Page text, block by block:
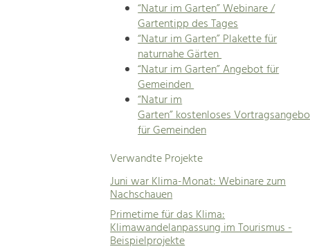
“Natur im Garten” Webinare /
Gartentipp des Tages
“Natur im Garten” Plakette für
naturnahe Gärten
“Natur im Garten” Angebot für
Gemeinden
“Natur im
Garten” kostenloses
für Gemeinden
Verwandte Projekte
Juni war Klima-Monat: Webinare zum
Nachschauen
Primetime für das Klima:
Klimawandelanpassung im Tourismus -
Beispielprojekte